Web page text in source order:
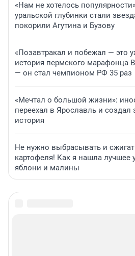
«Нам не хотелось
уральской глубинки стали
покорили Агутина и Бузову
«Позавтракал и побежал — это
история пермского марафонца
— он стал чемпионом РФ 35 раз
«Мечтал о большой жизни»:
переехал в Ярославль и
история
Не нужно выбрасывать и
картофеля! Как я нашла лучшее
яблони и малины